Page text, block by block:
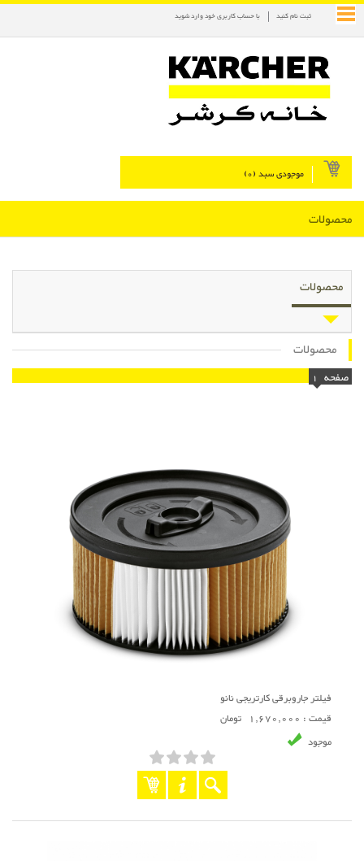
ثبت نام کنید با حساب کاربری خود وارد شوید
موجودی سبد (0
)
محصولات
محصولات
محصولات
صفحه 1
فیلتر جاروبرقی کارتریجی نانو
قیمت : 1,670,000 تومان
موجود